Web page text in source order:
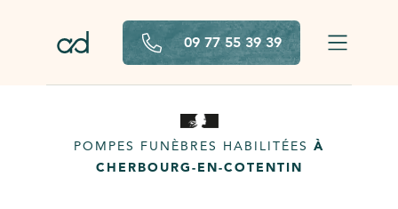
09 77 55 39 39
POMPES FUNÈBRES HABILITÉES À
CHERBOURG-EN-COTENTIN